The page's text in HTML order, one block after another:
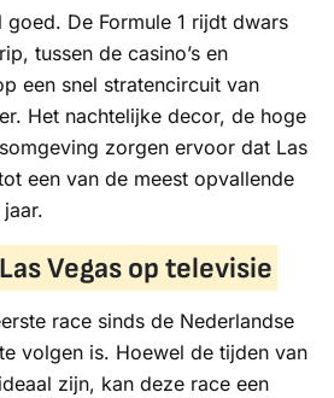
goed. De Formule 1 rijdt dwars
tussen de casino’s en
een snel stratencircuit van
Het nachtelijke decor, de hoge
zorgen ervoor dat Las
een van de meest opvallende
Vegas op televisie
race sinds de Nederlandse
volgen is. Hoewel de tijden van
zijn, kan deze race een